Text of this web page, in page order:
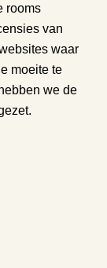
rooms
van
waar
moeite te
we de